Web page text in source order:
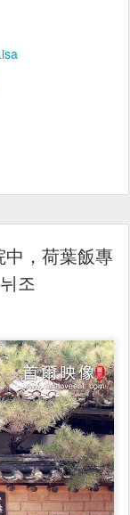
中，荷葉飯專
조